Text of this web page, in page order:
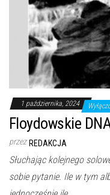
1 października, 2024
Floydowskie
przez REDAKCJA
Słuchając kolejnego
sobie pytanie. Ile w tym